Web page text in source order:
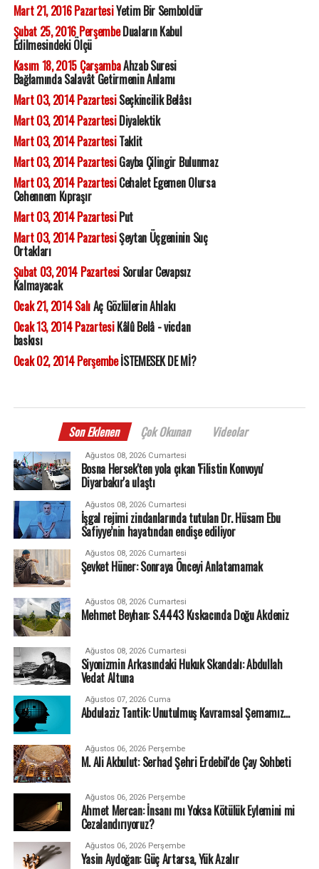
Mart 21, 2016 PazartesiYetim Bir Semboldür
Şubat 25, 2016 PerşembeDuaların Kabul
Edilmesindeki Ölçü
Kasım 18, 2015 ÇarşambaAhzab Suresi
Bağlamında Salavât Getirmenin Anlamı
Mart 03, 2014 PazartesiSeçkincilik Belâsı
Mart 03, 2014 PazartesiDiyalektik
Mart 03, 2014 PazartesiTaklit
Mart 03, 2014 PazartesiGayba Çilingir Bulunmaz
Mart 03, 2014 PazartesiCehalet Egemen Olursa
Cehennem Kıpraşır
Mart 03, 2014 PazartesiPut
Mart 03, 2014 PazartesiŞeytan Üçgeninin Suç
Ortakları
Şubat 03, 2014 PazartesiSorular Cevapsız
Kalmayacak
Ocak 21, 2014 SalıAç Gözlülerin Ahlakı
Ocak 13, 2014 PazartesiKâlû Belâ - vicdan
baskısı
Ocak 02, 2014 PerşembeİSTEMESEK DE Mİ?
Son Eklenen Çok Okunan Videolar
Ağustos 08, 2026 Cumartesi
Bosna Hersek'ten yola çıkan 'Filistin Konvoyu'
Diyarbakır'a ulaştı
Ağustos 08, 2026 Cumartesi
İşgal rejimi zindanlarında tutulan Dr. Hüsam Ebu
Safiyye’nin hayatından endişe ediliyor
Ağustos 08, 2026 Cumartesi
Şevket Hüner: Sonraya Önceyi Anlatamamak
Ağustos 08, 2026 Cumartesi
Mehmet Beyhan: S.4443 Kıskacında Doğu Akdeniz
Ağustos 08, 2026 Cumartesi
Siyonizmin Arkasındaki Hukuk Skandalı: Abdullah
Vedat Altuna
Ağustos 07, 2026 Cuma
Abdulaziz Tantik: Unutulmuş Kavramsal Şemamız…
Ağustos 06, 2026 Perşembe
M. Ali Akbulut: Serhad Şehri Erdebil'de Çay Sohbeti
Ağustos 06, 2026 Perşembe
Ahmet Mercan: İnsanı mı Yoksa Kötülük Eylemini mi
Cezalandırıyoruz?
Ağustos 06, 2026 Perşembe
Yasin Aydoğan: Güç Artarsa, Yük Azalır